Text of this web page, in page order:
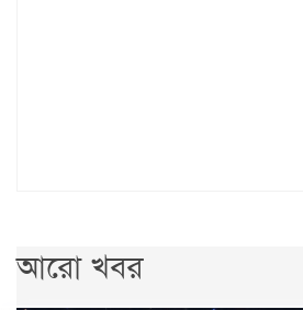
আরো খবর